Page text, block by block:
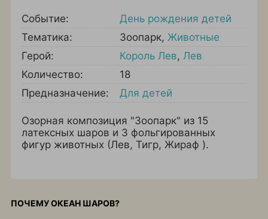
Событие:
День рождения детей
Тематика:
Зоопарк, Животные
Герой:
Король Лев, Лев
Количество:
18
Предназначение:
Для детей
Озорная композиция "Зоопарк" из 15
латексных шаров и 3 фольгированных
фигур животных (Лев, Тигр, Жираф ).
ПОЧЕМУ ОКЕАН ШАРОВ?